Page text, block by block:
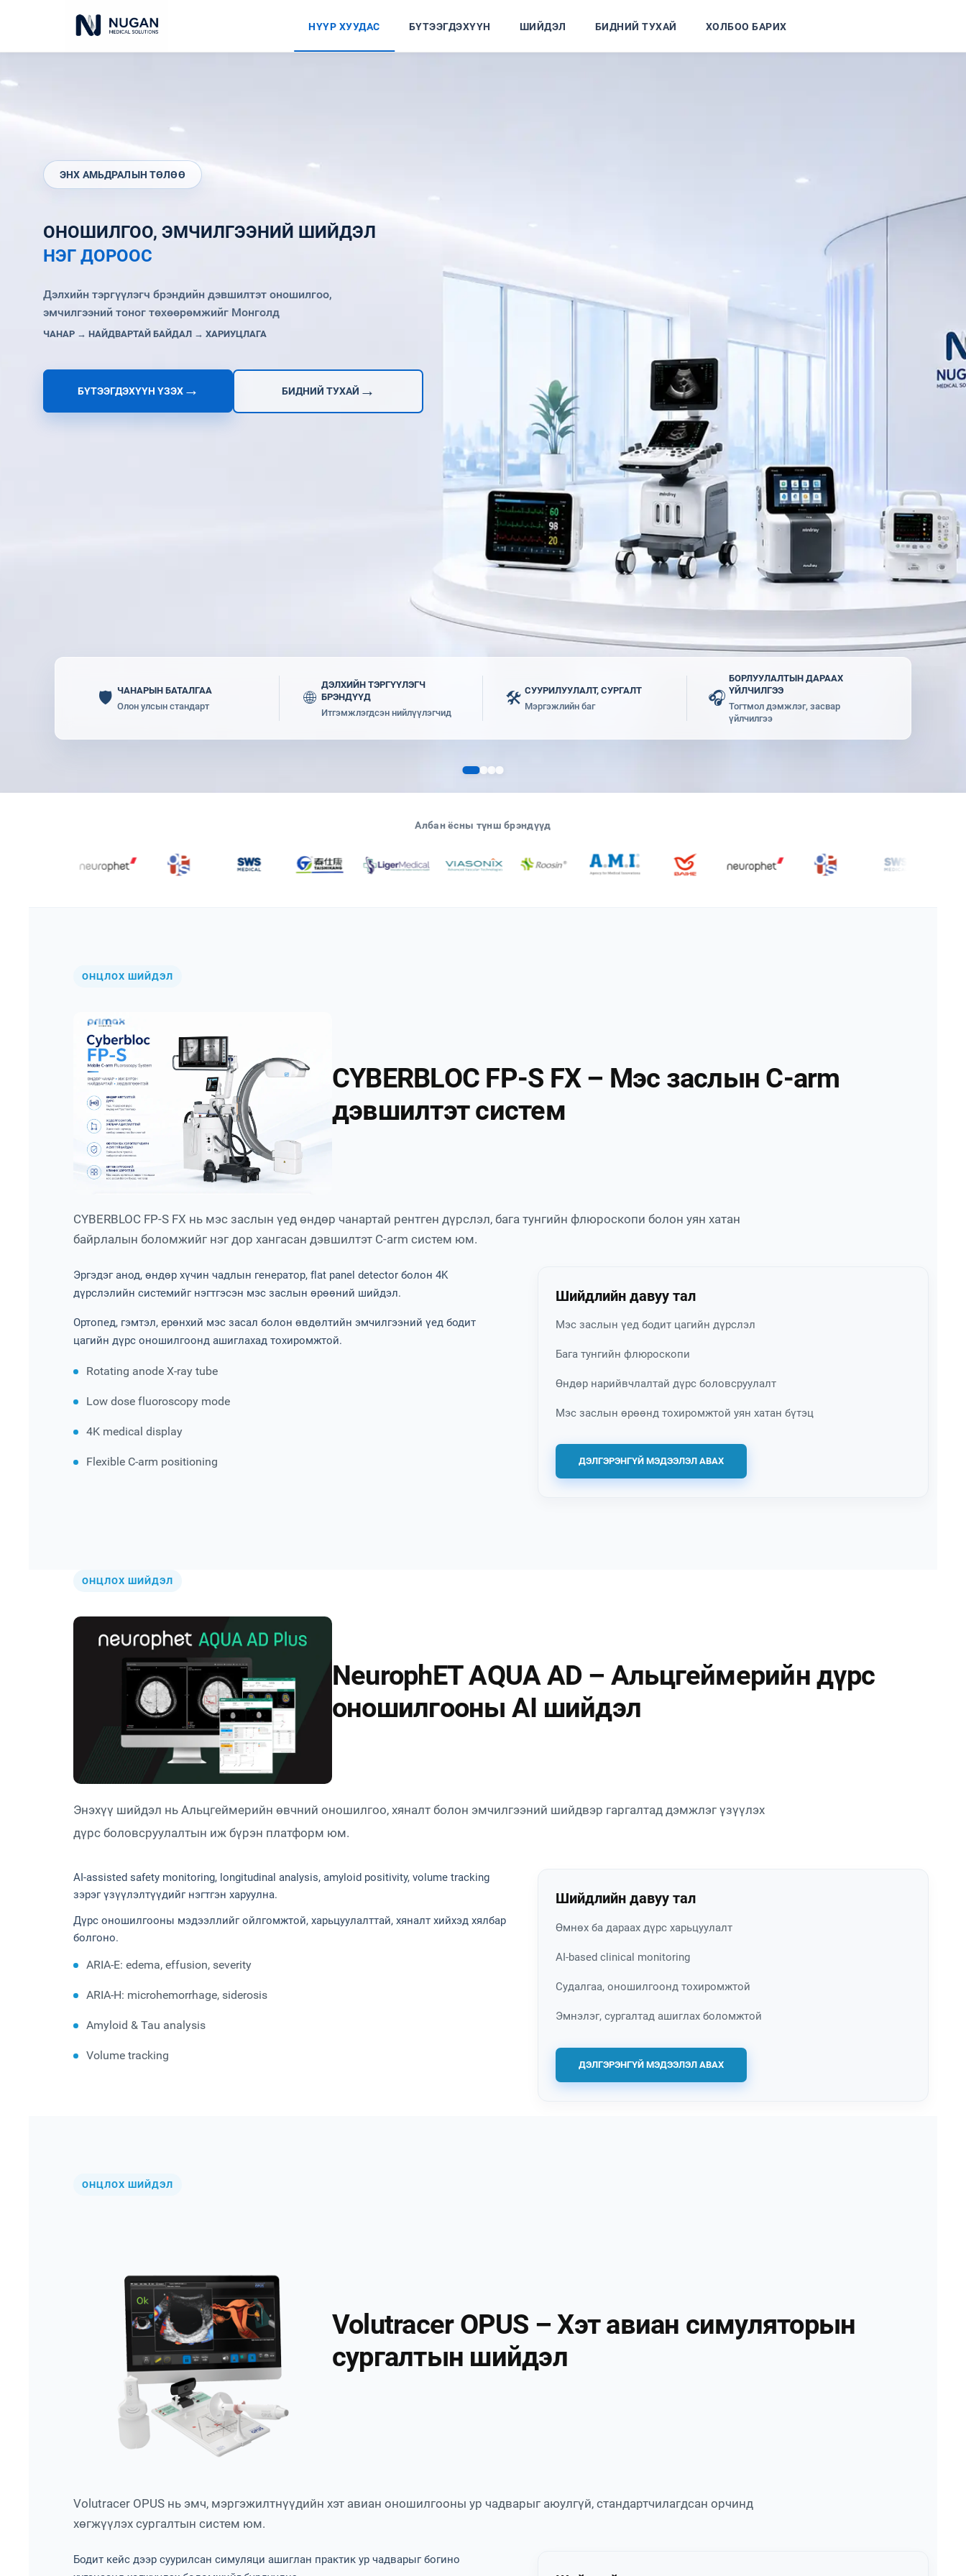
НҮҮР ХУУДАС БҮТЭЭГДЭХҮҮН ШИЙДЭЛ БИДНИЙ ТУХАЙ ХОЛБОО БАРИХ
ЭНХ АМЬДРАЛЫН ТӨЛӨӨ
ОНОШИЛГОО, ЭМЧИЛГЭЭНИЙ ШИЙДЭЛ
НЭГ ДОРООС
Дэлхийн тэргүүлэгч брэндийн дэвшилтэт оношилгоо,
эмчилгээний тоног төхөөрөмжийг Монголд
ЧАНАР → НАЙДВАРТАЙ БАЙДАЛ → ХАРИУЦЛАГА
БҮТЭЭГДЭХҮҮН ҮЗЭХ→ БИДНИЙ ТУХАЙ →
🛡️ ЧАНАРЫН БАТАЛГАА
Олон улсын стандарт
🌐
ДЭЛХИЙН ТЭРГҮҮЛЭГЧ
БРЭНДҮҮД
Итгэмжлэгдсэн нийлүүлэгчид
🛠️ СУУРИЛУУЛАЛТ, СУРГАЛТ
Мэргэжлийн баг
🎧
БОРЛУУЛАЛТЫН ДАРААХ
ҮЙЛЧИЛГЭЭ
Тогтмол дэмжлэг, засвар
үйлчилгээ
Албан ёсны түнш брэндүүд
ОНЦЛОХ ШИЙДЭЛ
CYBERBLOC FP-S FX – Мэс заслын C-arm
дэвшилтэт систем
CYBERBLOC FP-S FX нь мэс заслын үед өндөр чанартай рентген дүрслэл, бага тунгийн флюроскопи болон уян хатан
байрлалын боломжийг нэг дор хангасан дэвшилтэт C-arm систем юм.
Эргэдэг анод, өндөр хүчин чадлын генератор, flat panel detector болон 4K
дүрслэлийн системийг нэгтгэсэн мэс заслын өрөөний шийдэл.
Ортопед, гэмтэл, ерөнхий мэс засал болон өвдөлтийн эмчилгээний үед бодит
цагийн дүрс оношилгоонд ашиглахад тохиромжтой.
Rotating anode X-ray tube
Low dose fluoroscopy mode
4K medical display
Flexible C-arm positioning
Шийдлийн давуу тал
Мэс заслын үед бодит цагийн дүрслэл
Бага тунгийн флюроскопи
Өндөр нарийвчлалтай дүрс боловсруулалт
Мэс заслын өрөөнд тохиромжтой уян хатан бүтэц
ДЭЛГЭРЭНГҮЙ МЭДЭЭЛЭЛ АВАХ
ОНЦЛОХ ШИЙДЭЛ
NeurophET AQUA AD – Альцгеймерийн дүрс
оношилгооны AI шийдэл
Энэхүү шийдэл нь Альцгеймерийн өвчний оношилгоо, хяналт болон эмчилгээний шийдвэр гаргалтад дэмжлэг үзүүлэх
дүрс боловсруулалтын иж бүрэн платформ юм.
AI-assisted safety monitoring, longitudinal analysis, amyloid positivity, volume tracking
зэрэг үзүүлэлтүүдийг нэгтгэн харуулна.
Дүрс оношилгооны мэдээллийг ойлгомжтой, харьцуулалттай, хяналт хийхэд хялбар
болгоно.
ARIA-E: edema, effusion, severity
ARIA-H: microhemorrhage, siderosis
Amyloid & Tau analysis
Volume tracking
Шийдлийн давуу тал
Өмнөх ба дараах дүрс харьцуулалт
AI-based clinical monitoring
Судалгаа, оношилгоонд тохиромжтой
Эмнэлэг, сургалтад ашиглах боломжтой
ДЭЛГЭРЭНГҮЙ МЭДЭЭЛЭЛ АВАХ
ОНЦЛОХ ШИЙДЭЛ
Volutracer OPUS – Хэт авиан симуляторын
сургалтын шийдэл
Volutracer OPUS нь эмч, мэргэжилтнүүдийн хэт авиан оношилгооны ур чадварыг аюулгүй, стандартчилагдсан орчинд
хөгжүүлэх сургалтын систем юм.
Бодит кейс дээр суурилсан симуляци ашиглан практик ур чадварыг богино